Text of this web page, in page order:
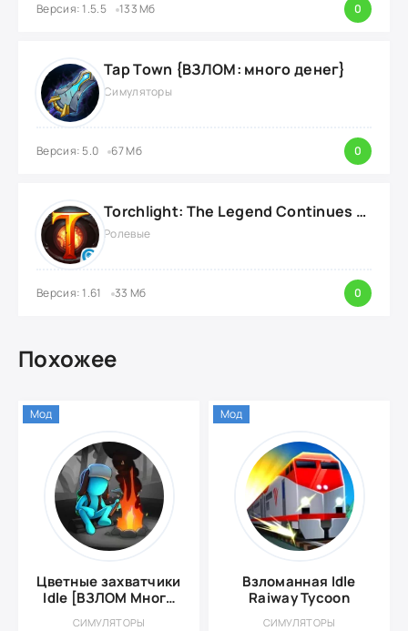
Версия: 1.5.5 133 Мб 0
Tap Town {ВЗЛОМ: много денег}
Симуляторы
Версия: 5.0 67 Мб 0
Torchlight: The Legend Continues {ВЗЛОМ: Режим Бога}
Ролевые
Версия: 1.61 33 Мб 0
Похожее
Цветные захватчики
Idle [ВЗЛОМ Много
СИМУЛЯТОРЫ
Мод
Взломанная Idle
Raiway Tycoon
СИМУЛЯТОРЫ
Мод